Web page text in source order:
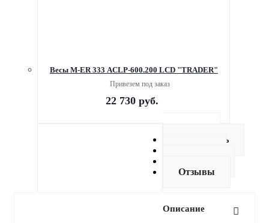
Весы M-ER 333 ACLP-600.200 LCD "TRADER"
Привезем под заказ
22 730руб.
Как купить
Отзывы
Описание